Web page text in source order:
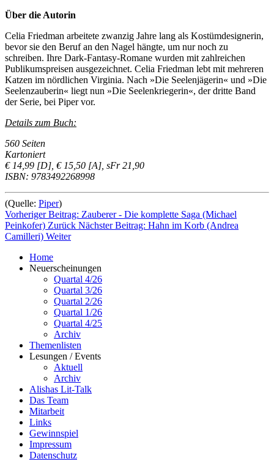
Über die Autorin
Celia Friedman arbeitete zwanzig Jahre lang als Kostümdesignerin,
bevor sie den Beruf an den Nagel hängte, um nur noch zu
schreiben. Ihre Dark-Fantasy-Romane wurden mit zahlreichen
Publikumspreisen ausgezeichnet. Celia Friedman lebt mit mehreren
Katzen im nördlichen Virginia. Nach »Die Seelenjägerin« und »Die
Seelenzauberin« liegt nun »Die Seelenkriegerin«, der dritte Band
der Serie, bei Piper vor.
Details zum Buch:
560 Seiten
Kartoniert
€ 14,99 [D], € 15,50 [A], sFr 21,90
ISBN: 9783492268998
(Quelle: Piper)
Vorheriger Beitrag: Zauberer - Die komplette Saga (Michael
Peinkofer) Zurück Nächster Beitrag: Hahn im Korb (Andrea
Camilleri) Weiter
Home
Neuerscheinungen
Quartal 4/26
Quartal 3/26
Quartal 2/26
Quartal 1/26
Quartal 4/25
Archiv
Themenlisten
Lesungen / Events
Aktuell
Archiv
Alishas Lit-Talk
Das Team
Mitarbeit
Links
Gewinnspiel
Impressum
Datenschutz